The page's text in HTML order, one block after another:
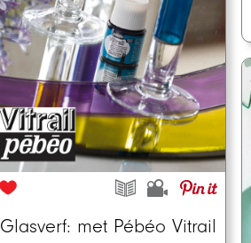
Glasverf: met Pébéo Vitrail